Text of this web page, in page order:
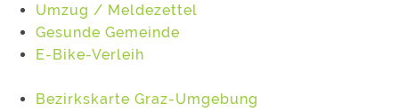
Umzug / Meldezettel
Gesunde Gemeinde
E-Bike-Verleih
Bezirkskarte Graz-Umgebung